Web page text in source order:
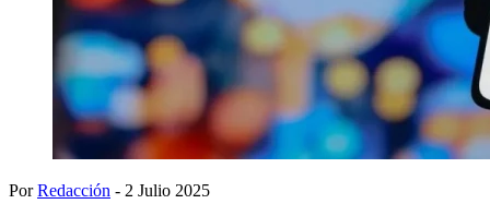
PorRedacción - 2 Julio 2025